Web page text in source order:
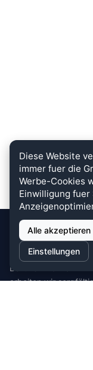
Diese Website
immer fuer die
Werbe-Cookies
Einwilligung
Alle akzeptieren
Einstellungen
stein.club
Bei uns wird
arbeiten wir